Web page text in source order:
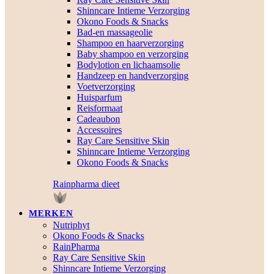
Shinncare Intieme Verzorging
Okono Foods & Snacks
Bad-en massageolie
Shampoo en haarverzorging
Baby shampoo en verzorging
Bodylotion en lichaamsolie
Handzeep en handverzorging
Voetverzorging
Huisparfum
Reisformaat
Cadeaubon
Accessoires
Ray Care Sensitive Skin
Shinncare Intieme Verzorging
Okono Foods & Snacks
Rainpharma dieet
MERKEN
Nutriphyt
Okono Foods & Snacks
RainPharma
Ray Care Sensitive Skin
Shinncare Intieme Verzorging